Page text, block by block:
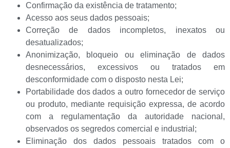
Confirmação da existência de tratamento;
Acesso aos seus dados pessoais;
Correção de dados incompletos, inexatos ou
desatualizados;
Anonimização, bloqueio ou eliminação de dados
desnecessários, excessivos ou tratados em
desconformidade com o disposto nesta Lei;
Portabilidade dos dados a outro fornecedor de serviço
ou produto, mediante requisição expressa, de acordo
com a regulamentação da autoridade nacional,
observados os segredos comercial e industrial;
Eliminação dos dados pessoais tratados com o